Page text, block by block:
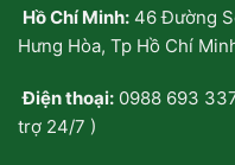
Hồ Chí Minh: 46 Đường
Hưng Hòa, Tp Hồ Chí
Điện thoại: 0988 693
trợ 24/7 )